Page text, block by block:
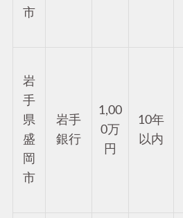
市
岩
手
県
盛
岡
市
岩手
銀行
1,00
0万
円
10年
以内